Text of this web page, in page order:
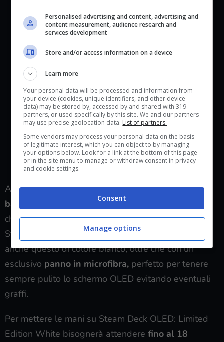
November 18th, 2024 at 3PM PST.
This model will cost $679 USD,
and will be available in all
Steam Deck shipping regions.
Steam Deck OLED: Limited
Edition White has all the…
pic.twitter.com/ACKDwB6Sl7—
Steam Deck (@OnDeck)11
November 2024
A cambiare dunque è la colorazione, che saràsu
base bianca e avrà degli inserti di color grigio
chiaro. Ma non sarà l’unico dettaglio: l’esclusiva
Steam Deck verrà venduta con un apposito case,
anche questo di colore bianco, oltre che con un
esclusivo panno in microfibra, perfetto per tenere
sempre pulito lo schermo OLED evitando eventuali
graffi.
Per mettere le mani su Steam Deck OLED: Limited
Edition White bisognerà attendere fino al 18
Personalised advertising and content, advertising and
content measurement, audience research and
services development
Store and/or access information on a device
Learn more
Your personal data will be processed and information from
your device (cookies, unique identifiers, and other device
data) may be stored by, accessed by and shared with 319
partners, or used specifically by this site. We and our partners
may use precise geolocation data. List of partners.
Some vendors may process your personal data on the basis
of legitimate interest, which you can object to by managing
your options below. Look for a link at the bottom of this page
or in the site menu to manage or withdraw consent in privacy
and cookie settings.
Consent
Manage options